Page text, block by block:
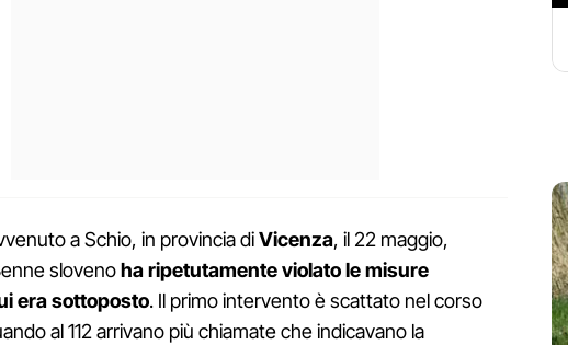
a Schio, in provincia diVicenza, il 22 maggio,
slovenoha ripetutamente violato le misure
era sottoposto. Il primo intervento è scattato nel corso
al 112 arrivano più chiamate che indicavano la